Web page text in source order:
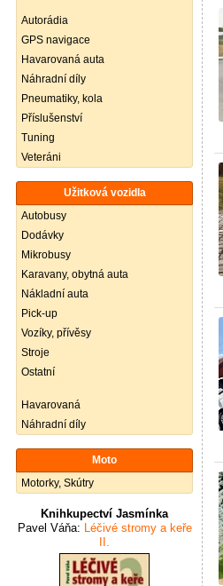
Autorádia
GPS navigace
Havarovaná auta
Náhradní díly
Pneumatiky, kola
Příslušenství
Tuning
Veteráni
Užitková vozidla
Autobusy
Dodávky
Mikrobusy
Karavany, obytná auta
Nákladní auta
Pick-up
Vozíky, přívěsy
Stroje
Ostatní
Havarovaná
Náhradní díly
Moto
Motorky, Skútry
Knihkupectví Jasmínka
Pavel Váňa: Léčivé stromy a keře
II.